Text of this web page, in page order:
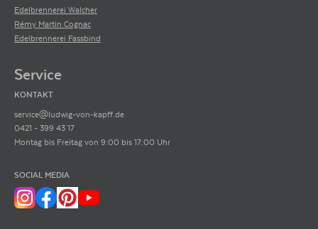
Edelbrennerei Walcher
Rémy Martin Cognac
Edelbrennerei Fassbind
Service
KONTAKT
service@ludwig-von-kapff.de
0421 - 399 43 17
Montag bis Freitag von 9:00 bis 17:00 Uhr
SOCIAL MEDIA